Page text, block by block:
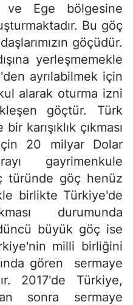
ve Ege bölgesine
Bu göç
göçüdür.
yerleşmemekle
ayrılabilmek için
alarak oturma izni
göçtür. Türk
karışıklık çıkması
20 milyar Dolar
gayrimenkule
türünde göç henüz
birlikte Türkiye'de
durumunda
büyük göç ise
milli birliğini
gören sermaye
2017'de Türkiye,
sonra sermaye